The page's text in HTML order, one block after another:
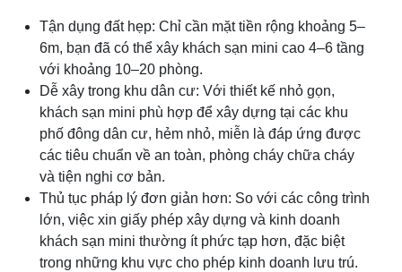
Tận dụng đất hẹp: Chỉ cần mặt tiền rộng khoảng 5–
6m, bạn đã có thể xây khách sạn mini cao 4–6 tầng
với khoảng 10–20 phòng.
Dễ xây trong khu dân cư: Với thiết kế nhỏ gọn,
khách sạn mini phù hợp để xây dựng tại các khu
phố đông dân cư, hẻm nhỏ, miễn là đáp ứng được
các tiêu chuẩn về an toàn, phòng cháy chữa cháy
và tiện nghi cơ bản.
Thủ tục pháp lý đơn giản hơn: So với các công trình
lớn, việc xin giấy phép xây dựng và kinh doanh
khách sạn mini thường ít phức tạp hơn, đặc biệt
trong những khu vực cho phép kinh doanh lưu trú.